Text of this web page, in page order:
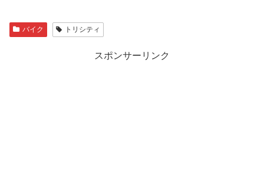
バイク トリシティ
スポンサーリンク